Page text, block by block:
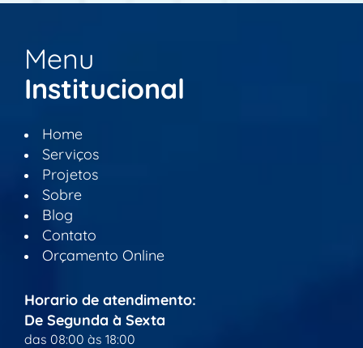
Menu
Institucional
Home
Serviços
Projetos
Sobre
Blog
Contato
Orçamento Online
Horario de atendimento:
De Segunda à Sexta
das 08:00 às 18:00